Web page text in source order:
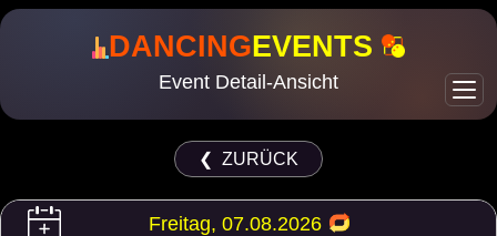
DANCINGEVENTS
Event Detail-Ansicht
❮ ZURÜCK
Freitag, 07.08.2026